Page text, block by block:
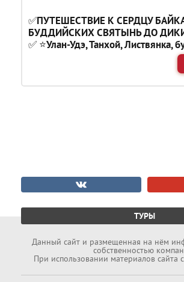
✅ПУТЕШЕСТВИЕ К СЕРДЦУ
БУДДИЙСКИХ СВЯТЫНЬ ДО
✅ ⭐Улан-Удэ, Танхой, Листвянка,
Тажеранские степи, Малое море,
ТУРЫ
Данный cайт и размещенная на нём
собственностью
При использовании материалов сайта